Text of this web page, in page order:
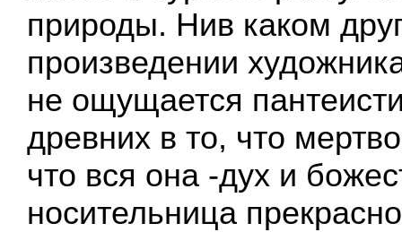
природы. Нив каком
произведении
не ощущается
древних в то, что
что вся она -дух и
носительница